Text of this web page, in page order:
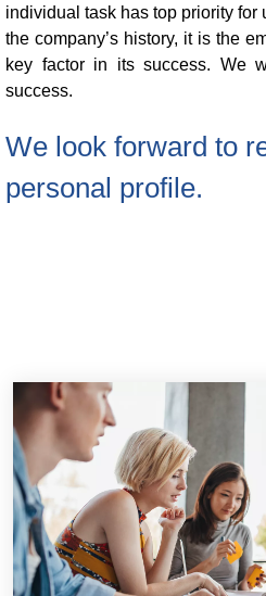
市場
Automotive
Consumer
Industry
News & Blog
Webinar
Events
Downloads
individual task has top priority for
the company’s history, it is the
key factor in its success. We
success.
We look forward to
personal profile.